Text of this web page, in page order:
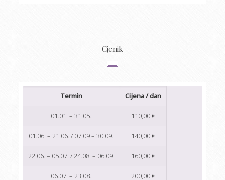
Cjenik
Termin Cijena / dan
01.01. – 31.05. 110,00 €
01.06. – 21.06. / 07.09 – 30.09. 140,00 €
22.06. – 05.07. / 24.08. – 06.09. 160,00 €
06.07. – 23.08. 200,00 €